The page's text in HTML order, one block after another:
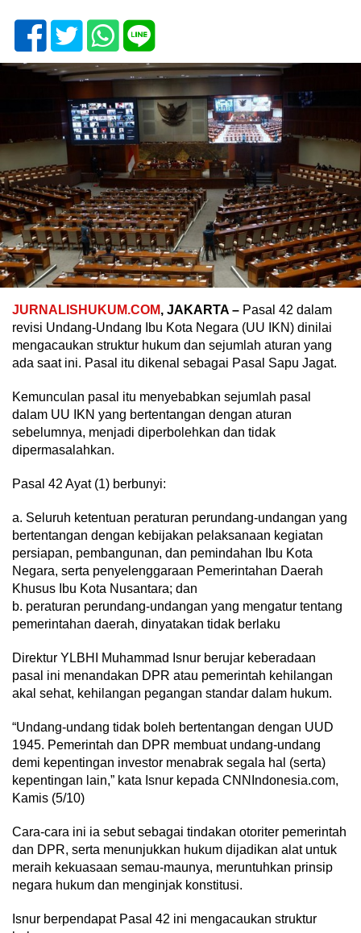
JURNALISHUKUM.COM, JAKARTA – Pasal 42 dalam
revisi Undang-Undang Ibu Kota Negara (UU IKN) dinilai
mengacaukan struktur hukum dan sejumlah aturan yang
ada saat ini. Pasal itu dikenal sebagai Pasal Sapu Jagat.
Kemunculan pasal itu menyebabkan sejumlah pasal
dalam UU IKN yang bertentangan dengan aturan
sebelumnya, menjadi diperbolehkan dan tidak
dipermasalahkan.
Pasal 42 Ayat (1) berbunyi:
a. Seluruh ketentuan peraturan perundang-undangan yang
bertentangan dengan kebijakan pelaksanaan kegiatan
persiapan, pembangunan, dan pemindahan Ibu Kota
Negara, serta penyelenggaraan Pemerintahan Daerah
Khusus Ibu Kota Nusantara; dan
b. peraturan perundang-undangan yang mengatur tentang
pemerintahan daerah, dinyatakan tidak berlaku
Direktur YLBHI Muhammad Isnur berujar keberadaan
pasal ini menandakan DPR atau pemerintah kehilangan
akal sehat, kehilangan pegangan standar dalam hukum.
“Undang-undang tidak boleh bertentangan dengan UUD
1945. Pemerintah dan DPR membuat undang-undang
demi kepentingan investor menabrak segala hal (serta)
kepentingan lain,” kata Isnur kepada CNNIndonesia.com,
Kamis (5/10)
Cara-cara ini ia sebut sebagai tindakan otoriter pemerintah
dan DPR, serta menunjukkan hukum dijadikan alat untuk
meraih kekuasaan semau-maunya, meruntuhkan prinsip
negara hukum dan menginjak konstitusi.
Isnur berpendapat Pasal 42 ini mengacaukan struktur